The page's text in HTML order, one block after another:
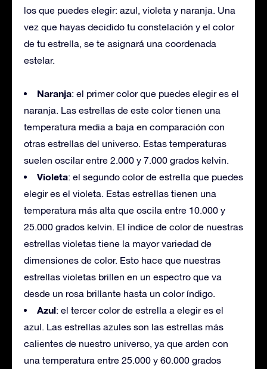
los que puedes elegir: azul, violeta y naranja. Una
vez que hayas decidido tu constelación y el color
de tu estrella, se te asignará una coordenada
estelar.
Naranja: el primer color que puedes elegir es el
naranja. Las estrellas de este color tienen una
temperatura media a baja en comparación con
otras estrellas del universo. Estas temperaturas
suelen oscilar entre 2.000 y 7.000 grados kelvin.
Violeta: el segundo color de estrella que puedes
elegir es el violeta. Estas estrellas tienen una
temperatura más alta que oscila entre 10.000 y
25.000 grados kelvin. El índice de color de nuestras
estrellas violetas tiene la mayor variedad de
dimensiones de color. Esto hace que nuestras
estrellas violetas brillen en un espectro que va
desde un rosa brillante hasta un color índigo.
Azul: el tercer color de estrella a elegir es el
azul. Las estrellas azules son las estrellas más
calientes de nuestro universo, ya que arden con
una temperatura entre 25.000 y 60.000 grados